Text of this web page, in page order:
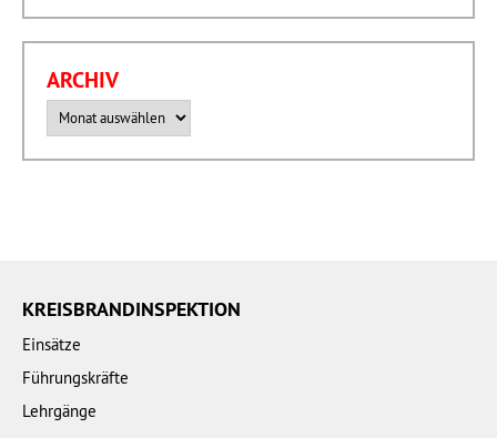
ARCHIV
KREISBRANDINSPEKTION
Einsätze
Führungskräfte
Lehrgänge